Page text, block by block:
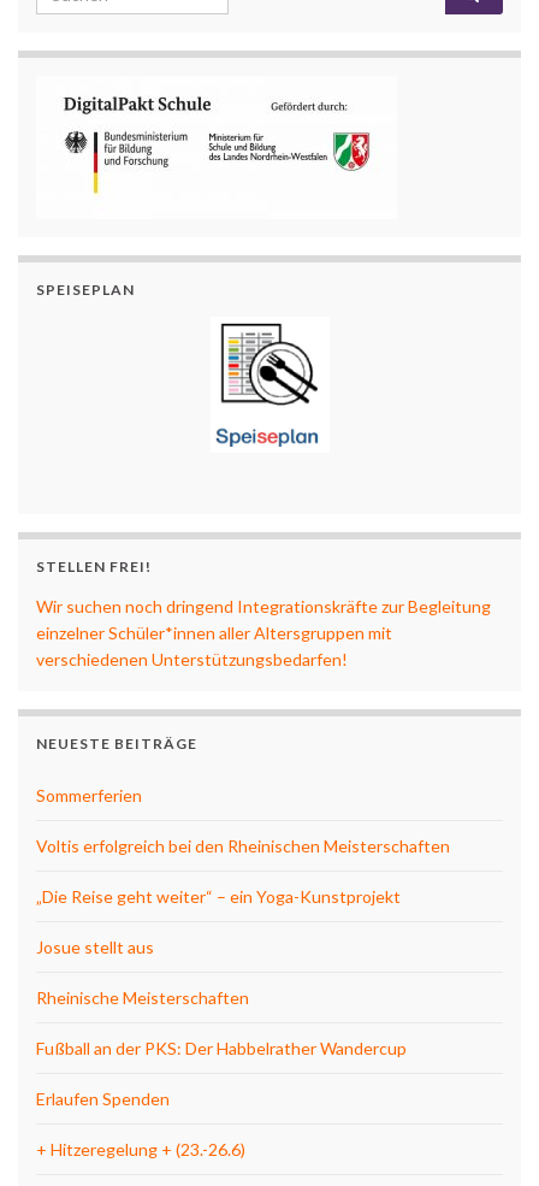
SPEISEPLAN
STELLEN FREI!
Wir suchen noch dringend Integrationskräfte zur Begleitung
einzelner Schüler*innen aller Altersgruppen mit
verschiedenen Unterstützungsbedarfen!
NEUESTE BEITRÄGE
Sommerferien
Voltis erfolgreich bei den Rheinischen Meisterschaften
„Die Reise geht weiter“ – ein Yoga-Kunstprojekt
Josue stellt aus
Rheinische Meisterschaften
Fußball an der PKS: Der Habbelrather Wandercup
Erlaufen Spenden
+ Hitzeregelung + (23.-26.6)